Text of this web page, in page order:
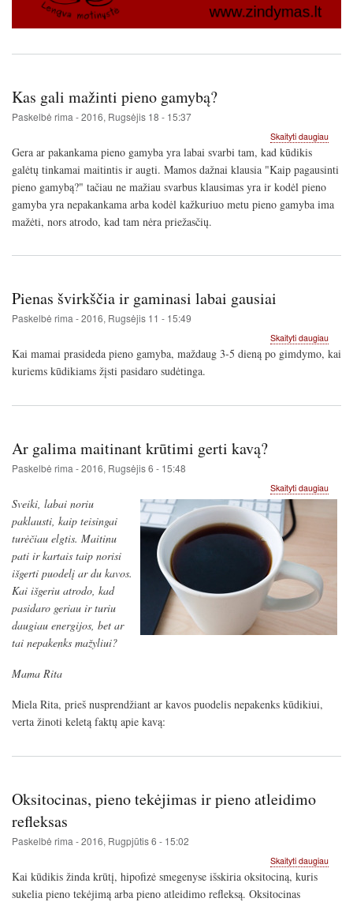
Kas gali mažinti pieno gamybą?
Paskelbė rima -2016, Rugsėjis 18 - 15:37
Skaityti daugiauapie
Gera ar pakankama pieno gamyba yra labai svarbi tam, kad kūdikis
galėtų tinkamai maitintis ir augti. Mamos dažnai klausia "Kaip pagausinti
pieno gamybą?" tačiau ne mažiau svarbus klausimas yra ir kodėl pieno
gamyba yra nepakankama arba kodėl kažkuriuo metu pieno gamyba ima
mažėti, nors atrodo, kad tam nėra priežasčių.
Pienas švirkščia ir gaminasi labai gausiai
Paskelbė rima-2016, Rugsėjis 11 - 15:49
Skaityti daugiauapie
Pienas
labai
Kai mamai prasideda pieno gamyba, maždaug 3-5 dieną po gimdymo, kai
kuriems kūdikiams žįsti pasidaro sudėtinga.
Ar galima maitinant krūtimi gerti kavą?
Paskelbė rima -2016, Rugsėjis 6 - 15:48
Skaityti daugiauapie
Ar
Sveiki, labai noriu
paklausti, kaip teisingai
turėčiau elgtis. Maitinu
pati ir kartais taip norisi
išgerti puodelį ar du kavos.
Kai išgeriu atrodo, kad
pasidaro geriau ir turiu
daugiau energijos, bet ar
tai nepakenks mažyliui?
Mama Rita
Miela Rita, prieš nusprendžiant ar kavos puodelis nepakenks kūdikiui,
verta žinoti keletą faktų apie kavą:
Oksitocinas, pieno tekėjimas ir pieno atleidimo
refleksas
Paskelbė rima -2016, Rugpjūtis 6 - 15:02
Skaityti daugiauapie
Kai kūdikis žinda krūtį, hipofizė smegenyse išskiria oksitociną, kuris
sukelia pieno tekėjimą arba pieno atleidimo refleksą. Oksitocinas